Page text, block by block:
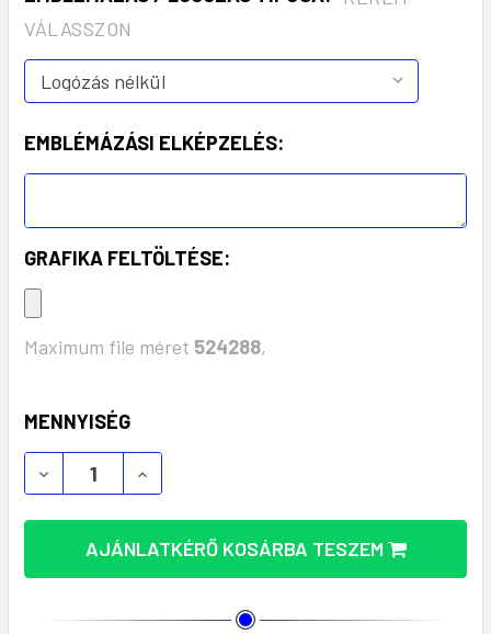
VÁLASSZON
EMBLÉMÁZÁSI ELKÉPZELÉS:
GRAFIKA FELTÖLTÉSE:
Maximum file méret 524288,
KÉSZLET:
MENNYISÉG
EGYEDI PAMUT BEVÁSÁRLÓTÁSKA – KÉNYELMES
EGYEDI PAMUT BEVÁSÁRLÓTÁSKA –
AJÁNLATKÉRŐ KOSÁRBA TESZEM